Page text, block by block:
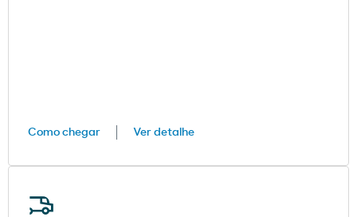
Como chegar Ver detalhe